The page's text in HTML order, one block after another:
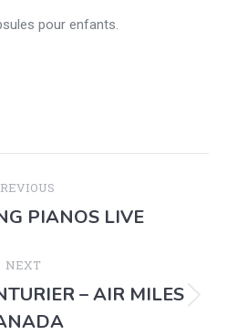
pour enfants.
PIANOS LIVE
NEXT
– AIR MILES